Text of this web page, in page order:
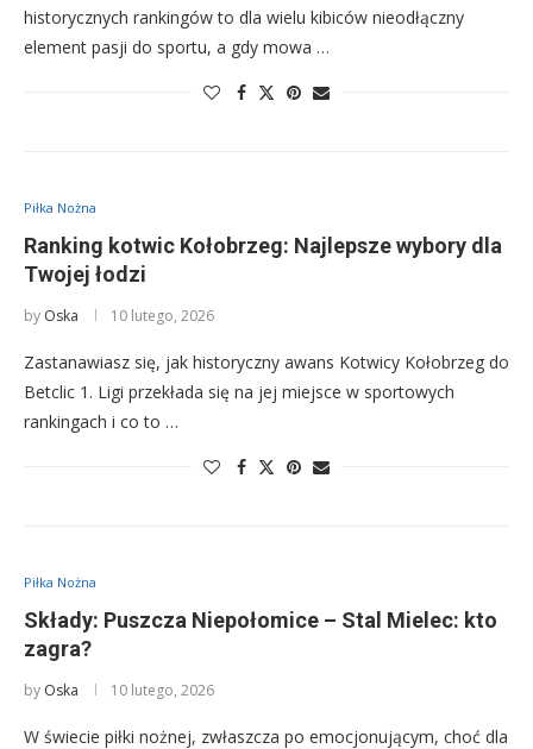
historycznych rankingów to dla wielu kibiców nieodłączny
element pasji do sportu, a gdy mowa …
Piłka Nożna
Ranking kotwic Kołobrzeg: Najlepsze wybory dla
Twojej łodzi
by Oska 10 lutego, 2026
Zastanawiasz się, jak historyczny awans Kotwicy Kołobrzeg do
Betclic 1. Ligi przekłada się na jej miejsce w sportowych
rankingach i co to …
Piłka Nożna
Składy: Puszcza Niepołomice – Stal Mielec: kto
zagra?
by Oska 10 lutego, 2026
W świecie piłki nożnej, zwłaszcza po emocjonującym, choć dla